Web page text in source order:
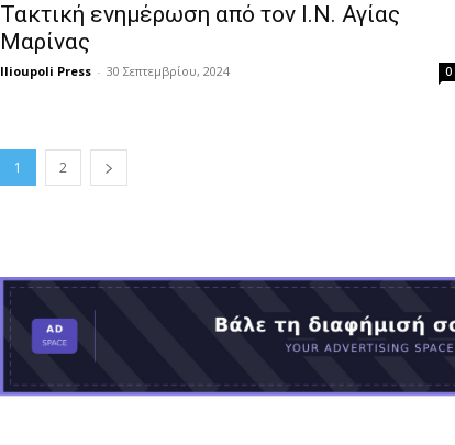
Τακτική ενημέρωση από τον Ι.Ν. Αγίας
Μαρίνας
Ilioupoli Press - 30 Σεπτεμβρίου, 2024 0
1 2